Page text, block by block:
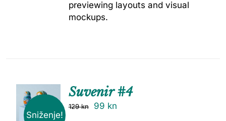
previewing layouts and visual
mockups.
Sniženje!
DODAJ
Suvenir #4
129kn 99 kn